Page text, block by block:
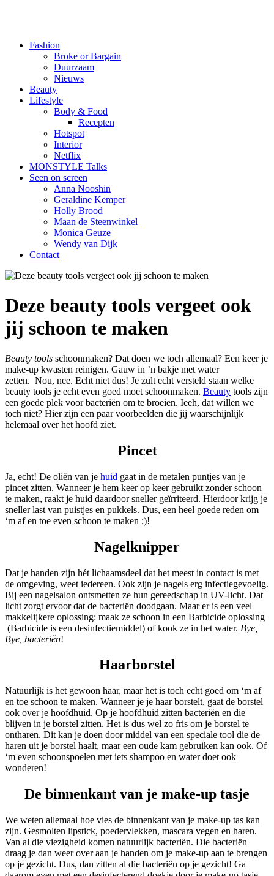
Fashion
Broke or Bargain
Duurzaam
Nieuws
Beauty
Lifestyle
Body & Food
Recepten
Hotspot
Interior
Netflix
MONSTYLE Talks
Seen on screen
Anna Nooshin
Geraldine Kemper
Holly Brood
Maan de Steenwinkel
Monica Geuze
Wendy van Dijk
Contact
Deze beauty tools vergeet ook
jij schoon te maken
Beauty tools schoonmaken? Dat doen we toch allemaal? Een keer je
make-up kwasten reinigen. Gauw in ’n bakje met water
zetten. Nou, nee. Echt niet dus! Je zult echt versteld staan welke
beauty tools je echt even goed moet schoonmaken. Beauty tools zijn
een goede plek voor bacteriën om te broeien. Ieeh, dat willen we
toch niet? Hier zijn een paar voorbeelden die jij waarschijnlijk
helemaal over het hoofd ziet.
Pincet
Ja, echt! De oliën van je huid gaat in de metalen puntjes van je
pincet zitten. Wanneer je hem keer op keer gebruikt zonder schoon
te maken, raakt je huid daardoor sneller geïrriteerd. Hierdoor krijg je
sneller last van puistjes en pukkels. Dus, een heel goede reden om
‘m af en toe even schoon te maken ;)!
Nagelknipper
Dat je handen zijn hét lichaamsdeel dat het meest in contact is met
de omgeving, weet iedereen. Ook zijn je nagels erg infectiegevoelig.
Bij een nagelsalon ontsmetten ze hun gereedschap in UV-licht. Dat
licht zorgt ervoor dat de bacteriën doodgaan. Maar er is een veel
makkelijkere oplossing: maak ze schoon in een Barbicide oplossing
(Barbicide is een desinfectiemiddel) of kook ze in het water. Bye,
Bye, bacteriën!
Haarborstel
Natuurlijk is het gewoon haar, maar het is toch echt goed om ‘m af
en toe schoon te maken. Wanneer je je haar borstelt, gaat de borstel
ook over je hoofdhuid. Op je hoofdhuid zitten bacteriën en die
blijven in je borstel zitten. Het is dus wel zo fris om je borstel te
ontharen. Dit kan je doen door middel van een speciale tool die de
haren uit je borstel haalt, maar een oude kam gebruiken kan ook. Of
‘m even schoonspoelen met iets shampoo en water doet ook
wonderen!
De binnenkant van je make-up tasje
We weten allemaal hoe vies de binnenkant van je make-up tas kan
zijn. Gesmolten lipstick, poedervlekken, mascara vegen en haren.
Van al die viezigheid komen natuurlijk bacteriën. Die bacteriën
draag je dan weer over aan je handen om je make-up aan te brengen
op je gezicht. Dus, dan zitten al die bacteriën op je gezicht! Ga